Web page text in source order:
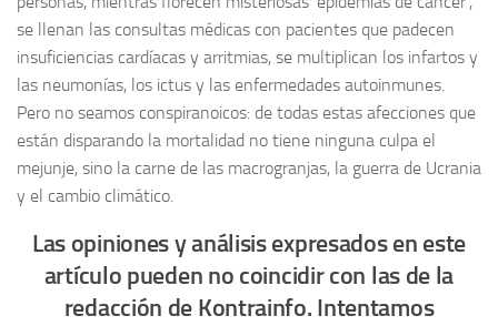
se llenan las consultas médicas con pacientes que padecen
insuficiencias cardíacas y arritmias, se multiplican los infartos y
las neumonías, los ictus y las enfermedades autoinmunes.
Pero no seamos conspiranoicos: de todas estas afecciones que
están disparando la mortalidad no tiene ninguna culpa el
mejunje, sino la carne de las macrogranjas, la guerra de Ucrania
y el cambio climático.
Las opiniones y análisis expresados en este
artículo pueden no coincidir con las de la
redacción de Kontrainfo. Intentamos